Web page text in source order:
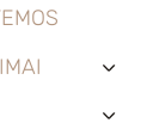
›
›